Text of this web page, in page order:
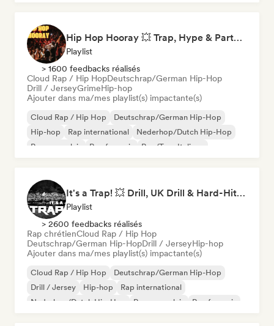
Hip Hop Hooray 💥 Trap, Hype & Party Rap Bangers
Playlist
> 1600 feedbacks réalisés
Cloud Rap / Hip HopDeutschrap/German Hip-Hop
Drill / JerseyGrimeHip-hop
Ajouter dans ma/mes playlist(s) impactante(s)
Cloud Rap / Hip Hop
Deutschrap/German Hip-Hop
Hip-hop
Rap international
Nederhop/Dutch Hip-Hop
Rap en anglais
Rap francais Rap/Trap Italiano
It's a Trap! 💥 Drill, UK Drill & Hard-Hitting Trap
Playlist
> 2600 feedbacks réalisés
Rap chrétienCloud Rap / Hip Hop
Deutschrap/German Hip-HopDrill / JerseyHip-hop
Ajouter dans ma/mes playlist(s) impactante(s)
Cloud Rap / Hip Hop
Deutschrap/German Hip-Hop
Drill / Jersey
Hip-hop
Rap international
Nederhop/Dutch Hip-Hop
Rap en anglais Rap francais